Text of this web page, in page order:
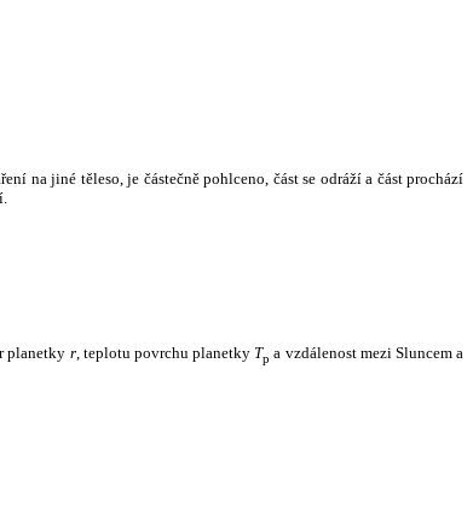
na jiné těleso, je částečně pohlceno, část se odráží a část prochází
planetky r, teplotu povrchu planetky Tp a vzdálenost mezi Sluncem a